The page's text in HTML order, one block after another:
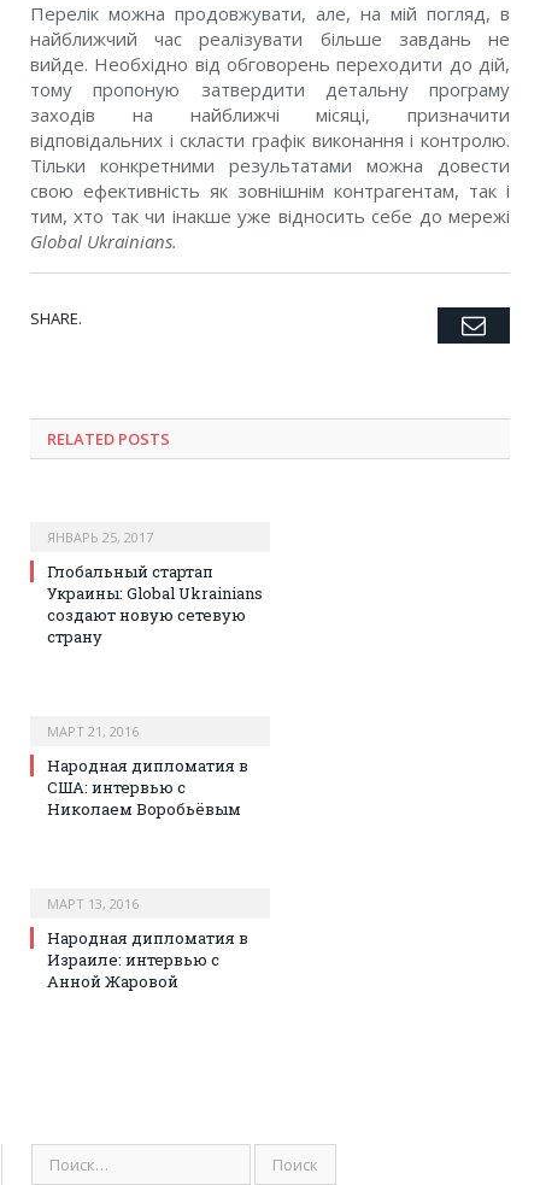
Перелік можна продовжувати, але, на мій погляд, в
найближчий час реалізувати більше завдань не
вийде. Необхідно від обговорень переходити до дій,
тому пропоную затвердити детальну програму
заходів на найближчі місяці, призначити
відповідальних і скласти графік виконання і контролю.
Тільки конкретними результатами можна довести
свою ефективність як зовнішнім контрагентам, так і
тим, хто так чи інакше уже відносить себе до мережі
Global Ukrainians.
SHARE. Twitter
Facebook
Google+
Pinterest
LinkedIn
Tumblr
RELATED POSTS
ЯНВАРЬ 25, 2017
Глобальный стартап
Украины: Global Ukrainians
создают новую сетевую
страну
МАРТ 21, 2016
Народная дипломатия в
США: интервью с
Николаем Воробьёвым
МАРТ 13, 2016
Народная дипломатия в
Израиле: интервью с
Анной Жаровой